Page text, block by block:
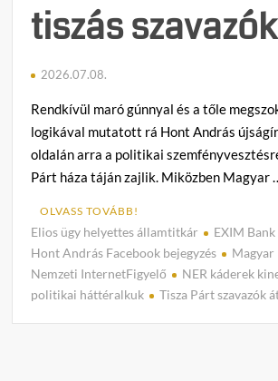
tiszás szavazók
2026.07.08.
Rendkívül maró gúnnyal és a tőle
logikával mutatott rá Hont András
oldalán arra a politikai
Párt háza táján zajlik. Miközben Magyar
OLVASS TOVÁBB!
Elios ügy helyettes államtitkár
EXIM
Hont András Facebook bejegyzés
Nemzeti InternetFigyelő
NER káderek
politikai háttéralkuk
Tisza Párt szavazók